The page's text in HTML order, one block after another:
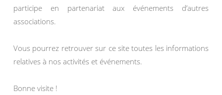
participe en partenariat aux événements d’autres
associations.
Vous pourrez retrouver sur ce site toutes les informations
relatives à nos activités et événements.
Bonne visite !